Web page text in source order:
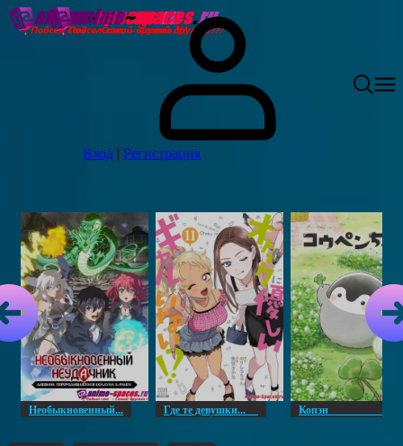
Вход | Регистрация
Необыкновенный... Где те девушки... Копэн